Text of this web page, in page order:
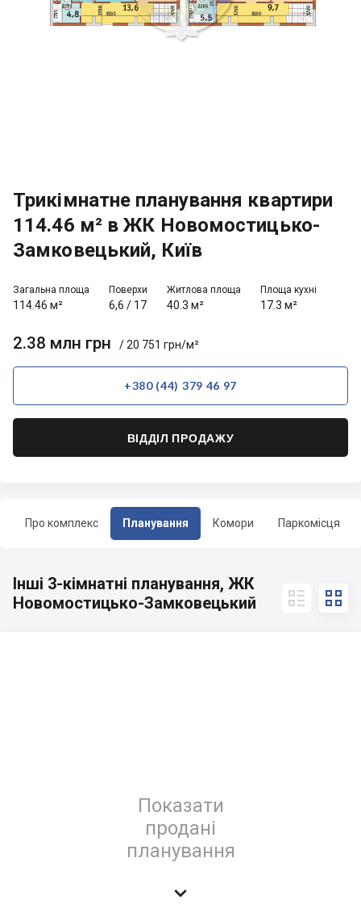
Про комплекс Планування Комори Паркомісця
Трикімнатне планування квартири
114.46 м² в ЖК Новомостицько-
Замковецький, Київ
Загальна площа
114.46 м²
Поверхи
6,6 / 17
Житлова площа
40.3 м²
Площа кухні
17.3 м²
2.38 млн грн / 20 751 грн/м²
+380 (44) 379 46 97
ВІДДІЛ ПРОДАЖУ
Інші 3-кімнатні планування, ЖК
Новомостицько-Замковецький
 
Показати
продані
планування
